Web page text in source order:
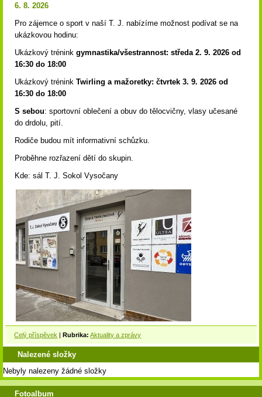
6. 8. 2026
Pro zájemce o sport v naší T. J. nabízíme možnost podívat se na
ukázkovou hodinu:
Ukázkový trénink gymnastika/všestrannost: středa 2. 9. 2026 od
16:30 do 18:00
Ukázkový trénink Twirling a mažoretky: čtvrtek 3. 9. 2026 od
16:30 do 18:00
S sebou: sportovní oblečení a obuv do tělocvičny, vlasy učesané
do drdolu, pití.
Rodiče budou mít informativní schůzku.
Proběhne rozřazení dětí do skupin.
Kde: sál T. J. Sokol Vysočany
Celý příspěvek |Rubrika: Aktuality a zprávy
Nalezené složky
Nebyly nalezeny žádné složky
Fotoalbum